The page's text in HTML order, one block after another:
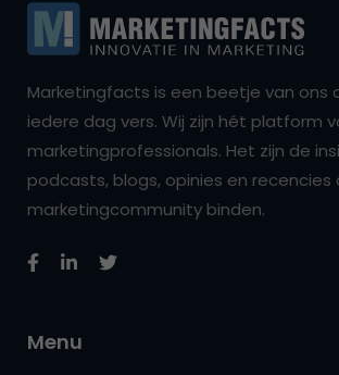
Marketingfacts is een beetje van ons
iedere dag vers. Wij zijn hét platform
marketingprofessionals. Het zijn de
podcasts, blogs, opinies en recencies
marketingcommunity binden.
Menu